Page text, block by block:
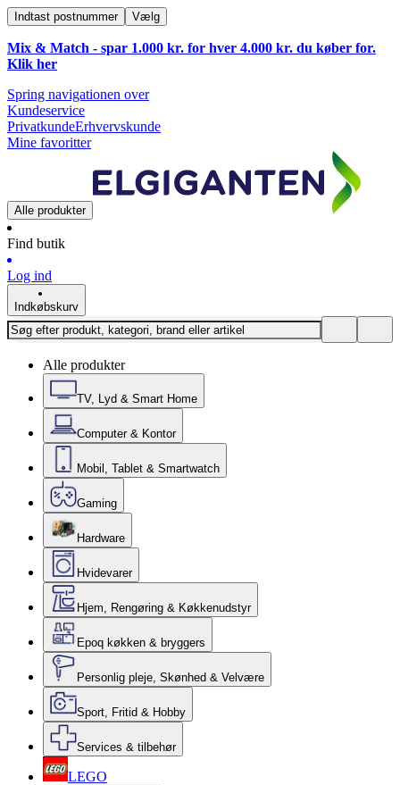
Indtast postnummer Vælg
Mix & Match - spar 1.000 kr. for hver 4.000 kr. du køber for.
Klik her
Spring navigationen over
Kundeservice
PrivatkundeErhvervskunde
Mine favoritter
Alle produkter
Find butik
Log ind
Indkøbskurv
Alle produkter
TV, Lyd & Smart Home
Computer & Kontor
Mobil, Tablet & Smartwatch
Gaming
Hardware
Hvidevarer
Hjem, Rengøring & Køkkenudstyr
Epoq køkken & bryggers
Personlig pleje, Skønhed & Velvære
Sport, Fritid & Hobby
Services & tilbehør
LEGO